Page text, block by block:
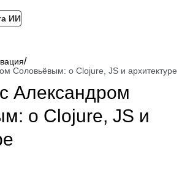
ИИ
/
Соловьёвым: о Clojure, JS и архитектуре
Александром
о Clojure, JS и